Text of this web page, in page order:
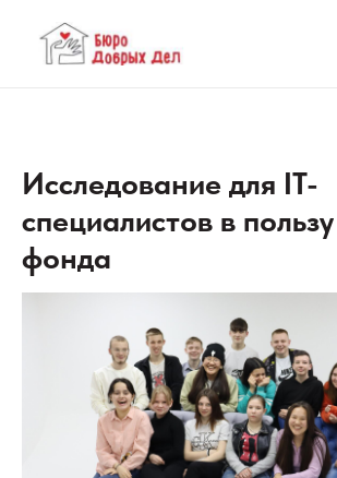
Исследование для IT-
специалистов в
фонда